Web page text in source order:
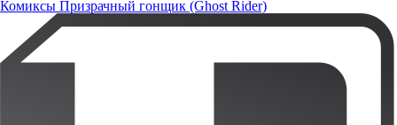
Комиксы Призрачный гонщик (Ghost Rider)